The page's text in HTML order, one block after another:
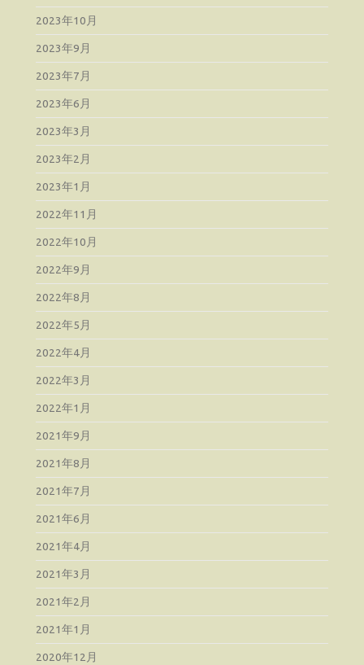
2023年10月
2023年9月
2023年7月
2023年6月
2023年3月
2023年2月
2023年1月
2022年11月
2022年10月
2022年9月
2022年8月
2022年5月
2022年4月
2022年3月
2022年1月
2021年9月
2021年8月
2021年7月
2021年6月
2021年4月
2021年3月
2021年2月
2021年1月
2020年12月